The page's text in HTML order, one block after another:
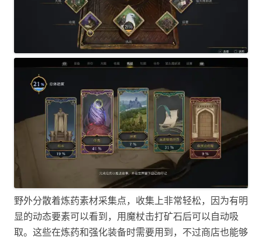
野外分散着炼药素材采集点，收集上非常轻松，因为有明
显的动态要素可以看到，用魔杖击打矿石后可以自动吸
取。这些在炼药和强化装备时需要用到，不过商店也能够